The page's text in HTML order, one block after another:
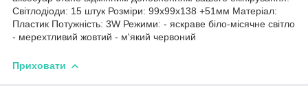
Світлодіоди: 15 штук Розміри: 99x99x138 +51мм Матеріал:
Пластик Потужність: 3W Режими: - яскраве біло-місячне світло
- мерехтливий жовтий - м'який червоний
Приховати